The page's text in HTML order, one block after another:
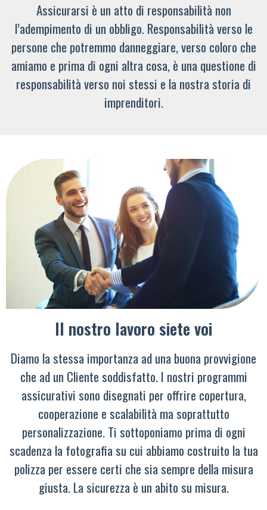
Assicurarsi è un atto di responsabilità non
l’adempimento di un obbligo. Responsabilità verso le
persone che potremmo danneggiare, verso coloro che
amiamo e prima di ogni altra cosa, è una questione di
responsabilità verso noi stessi e la nostra storia di
imprenditori.
Il nostro lavoro siete voi
Diamo la stessa importanza ad una buona provvigione
che ad un Cliente soddisfatto. I nostri programmi
assicurativi sono disegnati per offrire copertura,
cooperazione e scalabilità ma soprattutto
personalizzazione. Ti sottoponiamo prima di ogni
scadenza la fotografia su cui abbiamo costruito la tua
polizza per essere certi che sia sempre della misura
giusta. La sicurezza è un abito su misura.